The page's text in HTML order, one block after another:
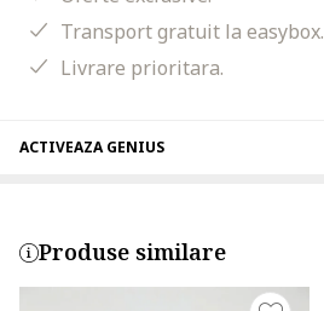
Transport gratuit la easybox.
Livrare prioritara.
ACTIVEAZA GENIUS
Produse similare